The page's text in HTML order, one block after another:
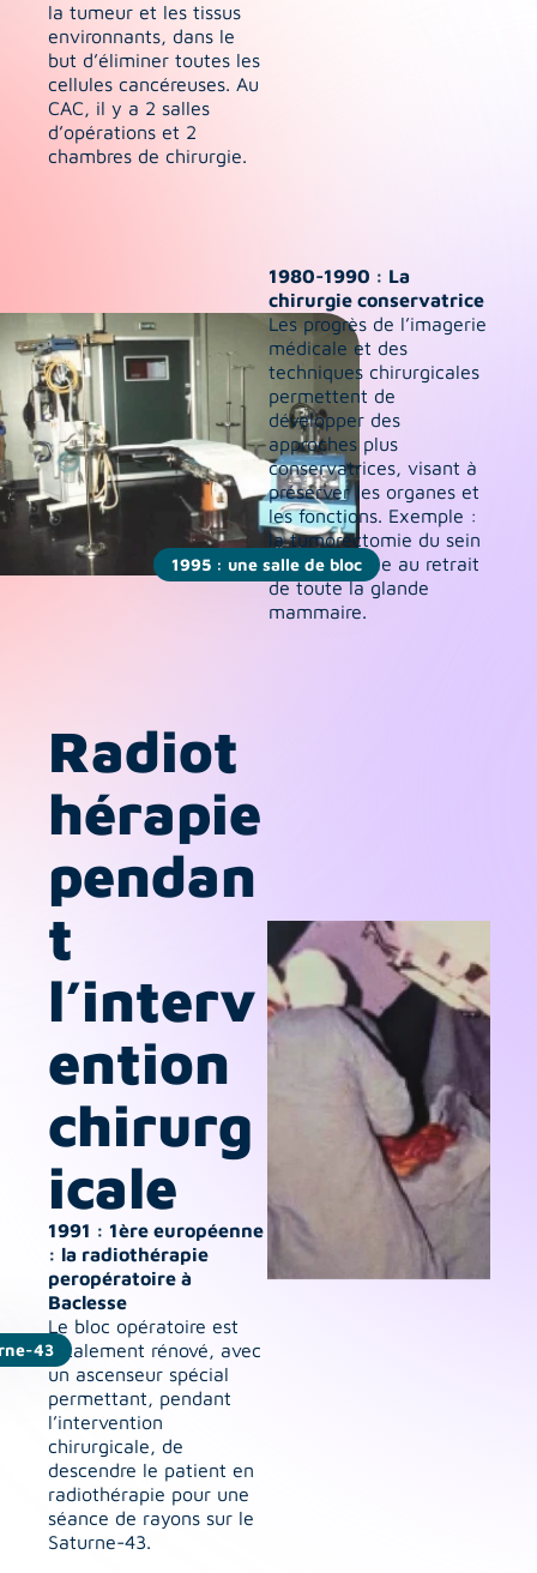
la tumeur et les tissus
environnants, dans le
but d’éliminer toutes les
cellules cancéreuses. Au
CAC, il y a 2 salles
d’opérations et 2
chambres de chirurgie.
1995 : une salle de bloc
1980-1990 : La
chirurgie conservatrice
Les progrès de l’imagerie
médicale et des
techniques chirurgicales
permettent de
développer des
approches plus
conservatrices, visant à
préserver les organes et
les fonctions. Exemple :
la tumorectomie du sein
est privilégiée au retrait
de toute la glande
mammaire.
Radiot
hérapie
pendan
t
l’interv
ention
chirurg
icale
1991 : 1ère européenne
: la radiothérapie
peropératoire à
Baclesse
Le bloc opératoire est
totalement rénové, avec
un ascenseur spécial
permettant, pendant
l’intervention
chirurgicale, de
descendre le patient en
radiothérapie pour une
séance de rayons sur le
Saturne-43.
43